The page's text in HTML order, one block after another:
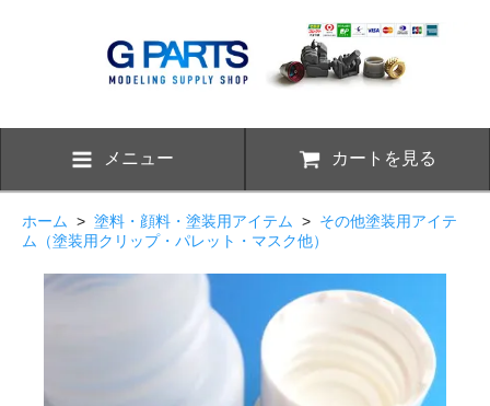
メニュー カートを見る
ホーム > 塗料・顔料・塗装用アイテム > その他塗装用アイテ
ム（塗装用クリップ・パレット・マスク他）